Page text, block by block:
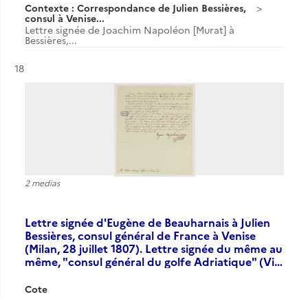
Contexte : Correspondance de Julien Bessières,
consul à Venise...
Lettre signée de Joachim Napoléon [Murat] à
Bessières,...
Résultat n°
18
2 medias
Lettre signée d'Eugène de Beauharnais à Julien
Bessières, consul général de France à Venise
(Milan, 28 juillet 1807). Lettre signée du même au
même, "consul général du golfe Adriatique" (Vi…
Cote